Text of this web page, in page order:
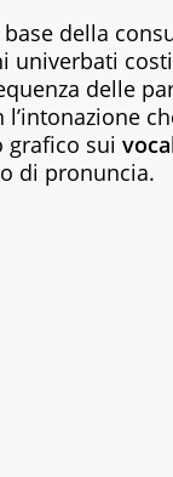
della
univerbati
delle
grafico sui
di pronuncia.